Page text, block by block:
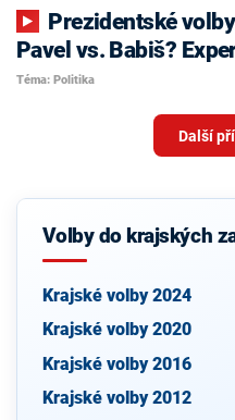
Pavel vs. Babiš?
Téma: Politika
Další
Volby do krajských
Krajské volby 2024
Krajské volby 2020
Krajské volby 2016
Krajské volby 2012